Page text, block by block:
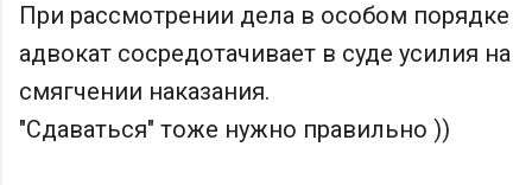
При рассмотрении дела в особом порядке
адвокат сосредотачивает в суде усилия на
смягчении наказания.
"Сдаваться" тоже нужно правильно ))